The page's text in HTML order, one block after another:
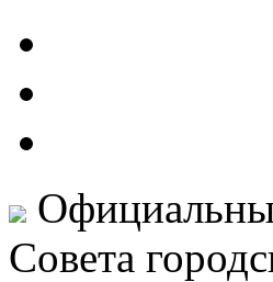
Совета